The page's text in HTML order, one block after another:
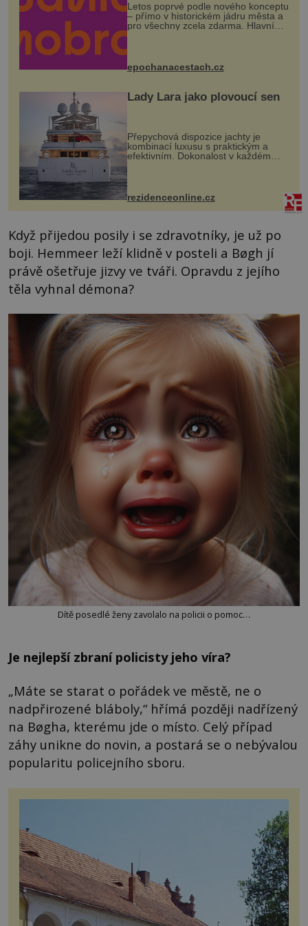
Letos poprvé podle nového konceptu
– přímo v historickém jádru města a
pro všechny zcela zdarma. Hlavní
program se odehraje na Karlově a
mohou těšit na víno, burčák, pes...
epochanacestach.cz
Lady Lara jako plovoucí sen
Přepychová dispozice jachty je
kombinací luxusu s praktickým a
efektivním. Dokonalost v každém
detailu představuje značka Fendi
Casa, kterou byly vybaveny její
paluby. Monacký přístav nabízí
každoročn...
rezidenceonline.cz
Když přijedou posily i se zdravotníky, je už po
boji. Hemmeer leží klidně v posteli a Bøgh jí
právě ošetřuje jizvy ve tváři. Opravdu z jejího
těla vyhnal démona?
Dítě posedlé ženy zavolalo na policii o pomoc…
Je nejlepší zbraní policisty jeho víra?
„Máte se starat o pořádek ve městě, ne o
nadpřirozené bláboly,“ hřímá později nadřízený
na Bøgha, kterému jde o místo. Celý případ
záhy unikne do novin, a postará se o nebývalou
popularitu policejního sboru.